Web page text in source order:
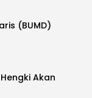
(BUMD)
Akan